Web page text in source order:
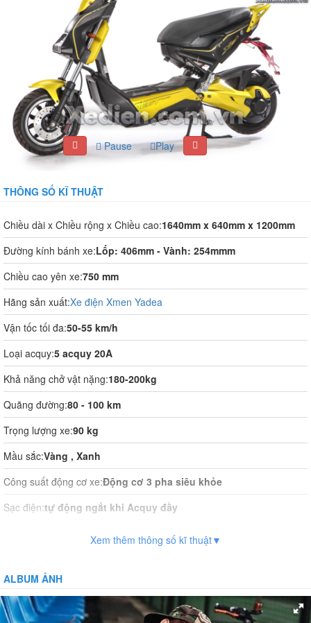
Pause Play
THÔNG SỐ KĨ THUẬT
Chiều dài x Chiều rộng x Chiều cao:1640mm x 640mm x 1200mm
Đường kính bánh xe:Lốp: 406mm - Vành: 254mmm
Chiều cao yên xe:750 mm
Hãng sản xuất:Xe điện Xmen Yadea
Vận tốc tối đa:50-55 km/h
Loại acquy:5 acquy 20A
Khả năng chở vật nặng:180-200kg
Quãng đường:80 - 100 km
Trọng lượng xe:90 kg
Mầu sắc:Vàng , Xanh
Công suất động cơ xe:Động cơ 3 pha siêu khỏe
Sạc điện:tự động ngắt khi Acquy đầy
12 -14 giờ
Hệ thống phanh:
Giảm xóc:Giám xóc giữa cực lớn
Xem thêm thông số kĩ thuật▼
ALBUM ẢNH